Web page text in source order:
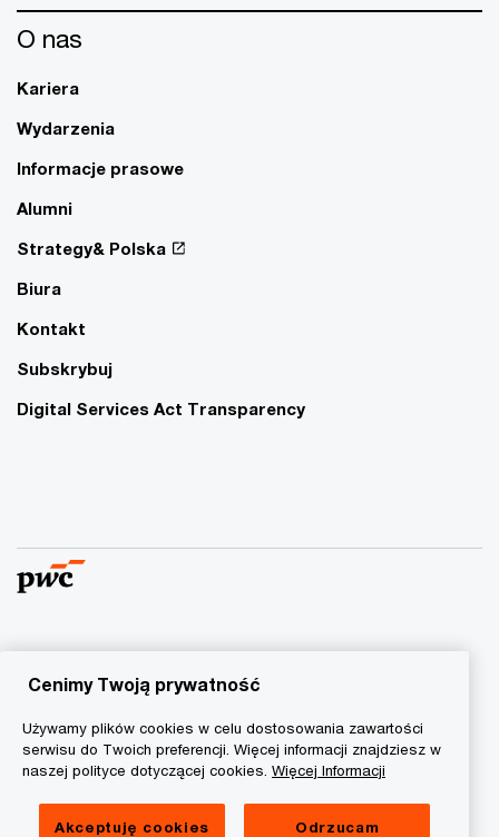
O nas
Kariera
Wydarzenia
Informacje prasowe
Alumni
Strategy& Polska
Biura
Kontakt
Subskrybuj
Digital Services Act Transparency
© 2015 - 2026 PwC. Wszelkie prawa zastrzeżone. Nazwa
PwC odnosi się do firm wchodzących w skład sieci PwC, z
informacji na stroniewww.pwc.com/structure.
Informacja o ciasteczkach
Cenimy Twoją prywatność
Używamy plików cookies w celu dostosowania zawartości
serwisu do Twoich preferencji. Więcej informacji znajdziesz w
naszej polityce dotyczącej cookies. Więcej Informacji
Akceptuję cookies Odrzucam